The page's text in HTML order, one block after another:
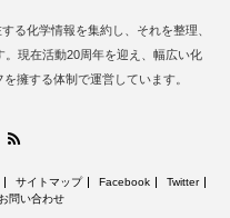
る化学情報を集約し、それを整理、
現在活動20周年を迎え、幅広い化
擁する体制で運営しています。
Facebook
サイトマップ Facebook
Twitter
お問い合わせ